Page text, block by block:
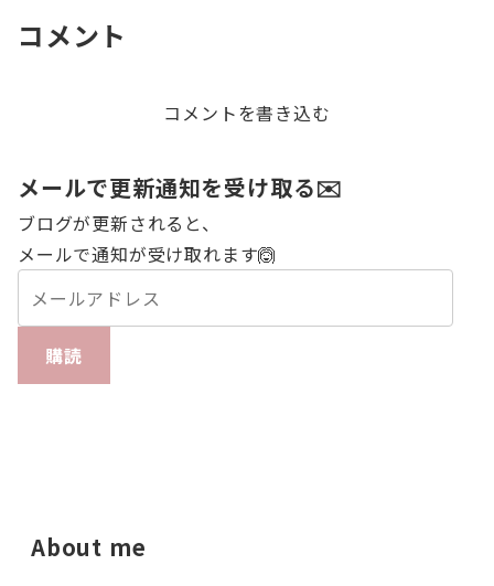
te
コメント
コメントを書き込む
メールで更新通知を受け取る✉️
ブログが更新されると、
メールで通知が受け取れます🙆
購読
About me